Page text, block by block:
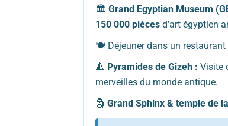
🏛️ Grand Egyptian Museum
150 000 pièces d’art égyptien
🍽️ Déjeuner dans un restaurant
🔺 Pyramides de Gizeh : Visite
merveilles du monde antique.
🗿 Grand Sphinx & temple de